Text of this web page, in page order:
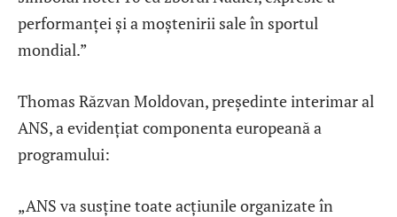
performanței și a moștenirii sale în sportul
mondial.”
Thomas Răzvan Moldovan, președinte interimar al
ANS, a evidențiat componenta europeană a
programului:
„ANS va susține toate acțiunile organizate în